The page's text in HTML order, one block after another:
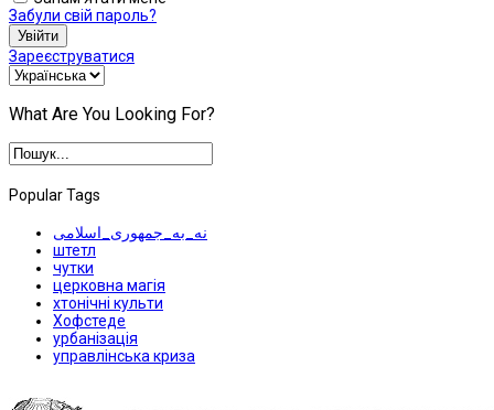
Забули свій пароль?
Увійти
Зареєструватися
What Are You Looking For?
Popular Tags
نه_به_جمهوری_اسلامی
штетл
чутки
церковна магія
хтонічні культи
Хофстеде
урбанізація
управлінська криза